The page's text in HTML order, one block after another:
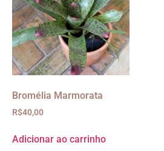
Bromélia Marmorata
R$40,00
Adicionar ao carrinho